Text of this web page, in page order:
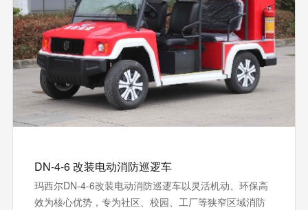
DN-4-6 改装电动消防巡逻车
玛西尔DN-4-6改装电动消防巡逻车以灵活机动、环保高
效为核心优势，专为社区、校园、工厂等狭窄区域消防